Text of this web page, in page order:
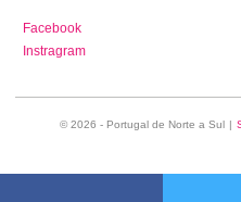
Facebook
Instragram
© 2026 - Portugal de Norte a Sul |